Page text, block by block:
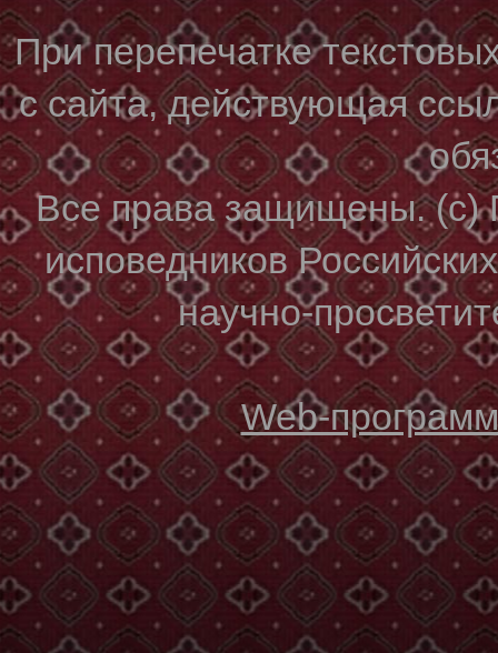
При перепечатке
с сайта, действующая
Все права защищены. (с)
исповедников
научно-
Web-